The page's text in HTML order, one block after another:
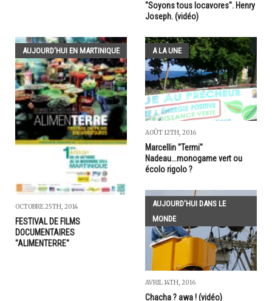
"Soyons tous locavores". Henry
Joseph. (vidéo)
AUJOURD'HUI EN MARTINIQUE
OCTOBRE 25TH, 2014
FESTIVAL DE FILMS
DOCUMENTAIRES
"ALIMENTERRE"
A LA UNE
AOÛT 12TH, 2016
Marcellin "Termi"
Nadeau...monogame vert ou
écolo rigolo ?
AUJOURD'HUI DANS LE
MONDE
AVRIL 14TH, 2016
Chacha ? awa ! (vidéo)